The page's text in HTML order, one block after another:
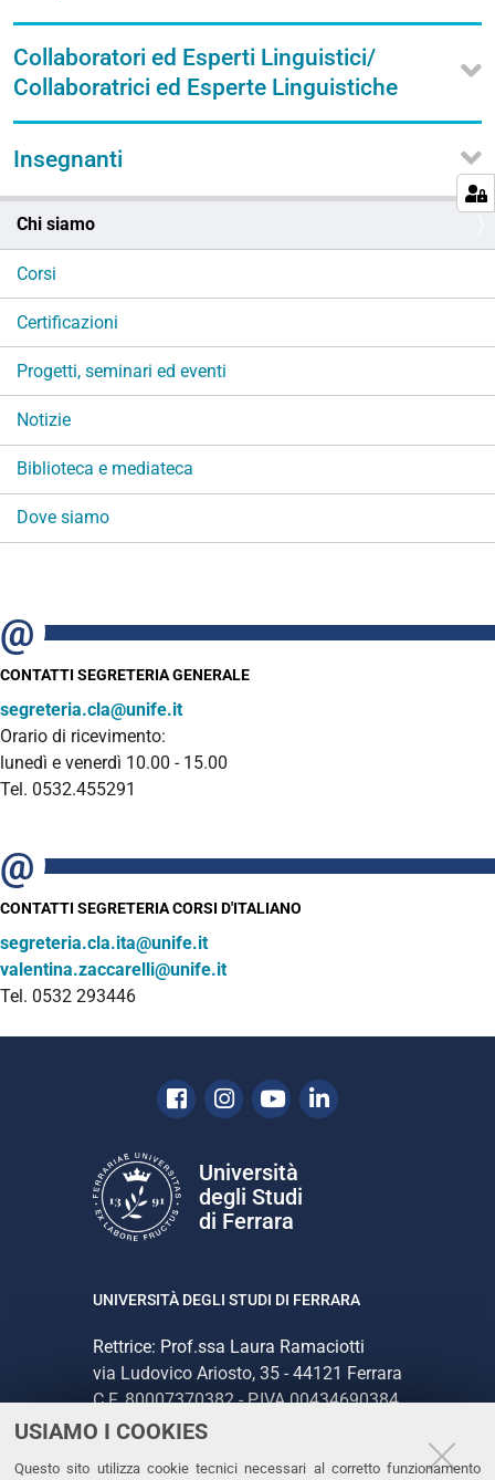
USIAMO I COOKIES
Questo sito utilizza cookie tecnici necessari al corretto funzionamento
Collaboratori ed Esperti Linguistici/
Collaboratrici ed Esperte Linguistiche
Insegnanti
a
i
n
Chi siamo
Corsi
Certificazioni
Progetti, seminari ed eventi
Notizie
Biblioteca e mediateca
Dove siamo
CONTATTI SEGRETERIA GENERALE
segreteria.cla@unife.it
Orario di ricevimento:
lunedì e venerdì 10.00 - 15.00
Tel. 0532.455291
CONTATTI SEGRETERIA CORSI D'ITALIANO
segreteria.cla.ita@unife.it
valentina.zaccarelli@unife.it
Tel. 0532 293446
Facebook
Instagram
YoutubeLinkedin
Università
degli Studi
di Ferrara
UNIVERSITÀ DEGLI STUDI DI FERRARA
Rettrice: Prof.ssa Laura Ramaciotti
via Ludovico Ariosto, 35 - 44121 Ferrara
C.F. 80007370382 - P.IVA 00434690384
CONTATTI